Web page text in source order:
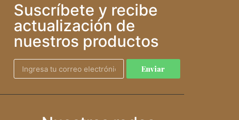
Suscríbete y recibe
actualización de
nuestros productos
Enviar